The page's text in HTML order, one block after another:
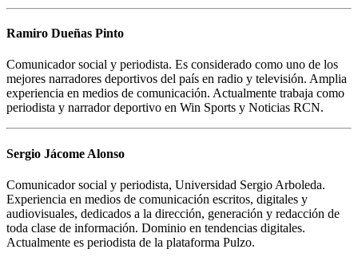
Ramiro Dueñas Pinto
Comunicador social y periodista. Es considerado como uno de los
mejores narradores deportivos del país en radio y televisión. Amplia
experiencia en medios de comunicación. Actualmente trabaja como
periodista y narrador deportivo en Win Sports y Noticias RCN.
Sergio Jácome Alonso
Comunicador social y periodista, Universidad Sergio Arboleda.
Experiencia en medios de comunicación escritos, digitales y
audiovisuales, dedicados a la dirección, generación y redacción de
toda clase de información. Dominio en tendencias digitales.
Actualmente es periodista de la plataforma Pulzo.